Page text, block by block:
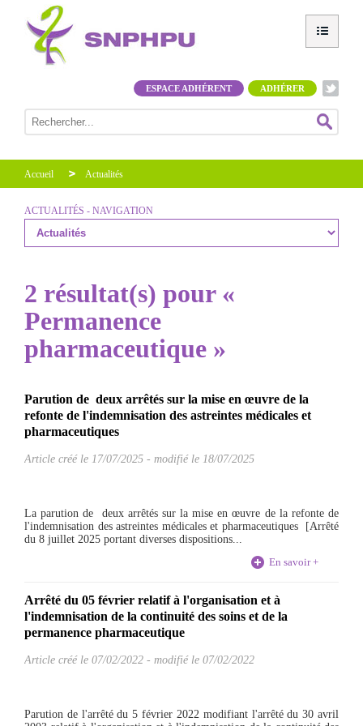
ADHÉRER
ESPACE ADHÉRENT
Accueil Actualités
ACTUALITÉS - NAVIGATION
2 résultat(s) pour «
Permanence
pharmaceutique »
Parution de deux arrêtés sur la mise en œuvre de la
refonte de l'indemnisation des astreintes médicales et
pharmaceutiques
Article créé le 17/07/2025 - modifié le 18/07/2025
La parution de deux arrêtés sur la mise en œuvre de la refonte de
l'indemnisation des astreintes médicales et pharmaceutiques [Arrêté
du 8 juillet 2025 portant diverses dispositions...
En savoir +
Arrêté du 05 février relatif à l'organisation et à
l'indemnisation de la continuité des soins et de la
permanence pharmaceutique
Article créé le 07/02/2022 - modifié le 07/02/2022
Parution de l'arrêté du 5 février 2022 modifiant l'arrêté du 30 avril